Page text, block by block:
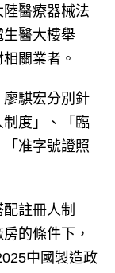
醫療器械法
醫大樓舉
關業者。
騏宏分別針
度」、「臨
准字號證照
註冊人制
的條件下，
中國製造政